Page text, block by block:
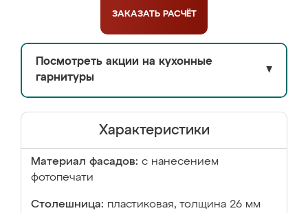
ЗАКАЗАТЬ РАСЧЁТ
Посмотреть акции на кухонные
гарнитуры
▼
Характеристики
Материал фасадов: с нанесением
фотопечати
Столешница: пластиковая, толщина 26 мм